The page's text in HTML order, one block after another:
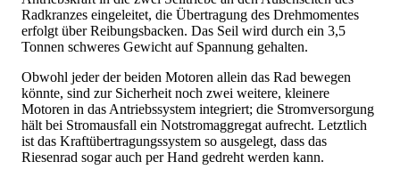
Radkranzes eingeleitet, die Übertragung des Drehmomentes
erfolgt über Reibungsbacken. Das Seil wird durch ein 3,5
Tonnen schweres Gewicht auf Spannung gehalten.
Obwohl jeder der beiden Motoren allein das Rad bewegen
könnte, sind zur Sicherheit noch zwei weitere, kleinere
Motoren in das Antriebssystem integriert; die Stromversorgung
hält bei Stromausfall ein Notstromaggregat aufrecht. Letztlich
ist das Kraftübertragungssystem so ausgelegt, dass das
Riesenrad sogar auch per Hand gedreht werden kann.